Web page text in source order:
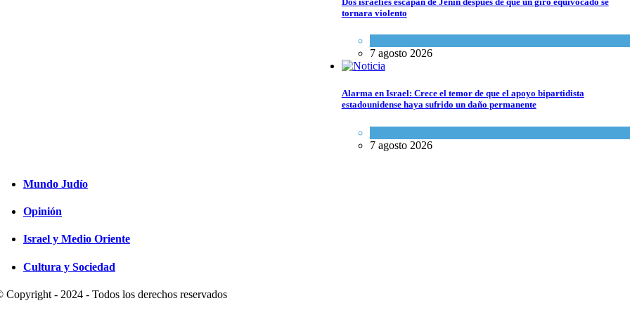
tornara violento
7 agosto 2026
Alarma en Israel: Crece el temor de que el apoyo bipartidista
estadounidense haya sufrido un daño permanente
7 agosto 2026
Mundo Judío
Opinión
Israel y Medio Oriente
Cultura y Sociedad
Copyright - 2024 - Todos los derechos reservados